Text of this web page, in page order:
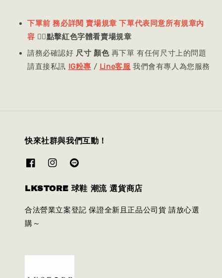
下單前 務必詳閱 賣場規章 下單代表同意所有規章內
容 👈🏻點擊紅色字體看賣場規章
請務必確認好 尺寸 顏色再下單 有任何尺寸上的問題
請直接私訊 IG粉專 / Line客服 我們會有專人為您服務
快來社群與我們互動！
LKSTORE 球鞋 潮流 選貨商店
合法營業立案登記 保證全新且正品公司貨 請放心選
購～